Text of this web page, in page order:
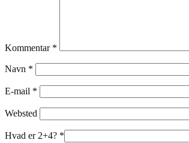
Kommentar *
Navn *
E-mail *
Websted
Hvad er 2+4? *